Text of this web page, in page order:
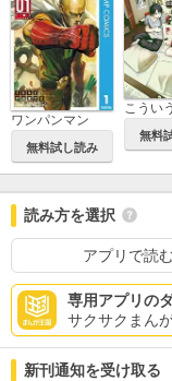
ワンパンマン
無料試し読み
無料
読み方を選択
アプリで読む
専用アプリの
サクサクまん
新刊通知を受け取る